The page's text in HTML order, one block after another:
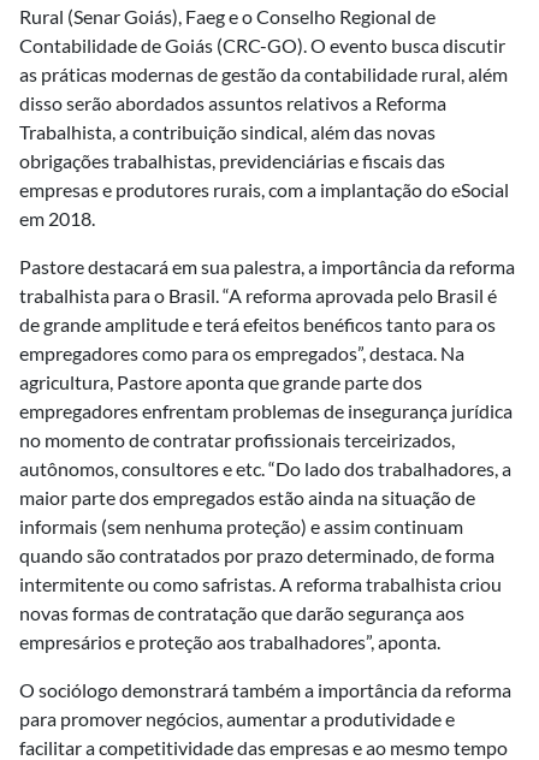
Rural (Senar Goiás), Faeg e o Conselho Regional de
Contabilidade de Goiás (CRC-GO). O evento busca discutir
as práticas modernas de gestão da contabilidade rural, além
disso serão abordados assuntos relativos a Reforma
Trabalhista, a contribuição sindical, além das novas
obrigações trabalhistas, previdenciárias e fiscais das
empresas e produtores rurais, com a implantação do eSocial
em 2018.
Pastore destacará em sua palestra, a importância da reforma
trabalhista para o Brasil. “A reforma aprovada pelo Brasil é
de grande amplitude e terá efeitos benéficos tanto para os
empregadores como para os empregados”, destaca. Na
agricultura, Pastore aponta que grande parte dos
empregadores enfrentam problemas de insegurança jurídica
no momento de contratar profissionais terceirizados,
autônomos, consultores e etc. “Do lado dos trabalhadores, a
maior parte dos empregados estão ainda na situação de
informais (sem nenhuma proteção) e assim continuam
quando são contratados por prazo determinado, de forma
intermitente ou como safristas. A reforma trabalhista criou
novas formas de contratação que darão segurança aos
empresários e proteção aos trabalhadores”, aponta.
O sociólogo demonstrará também a importância da reforma
para promover negócios, aumentar a produtividade e
facilitar a competitividade das empresas e ao mesmo tempo